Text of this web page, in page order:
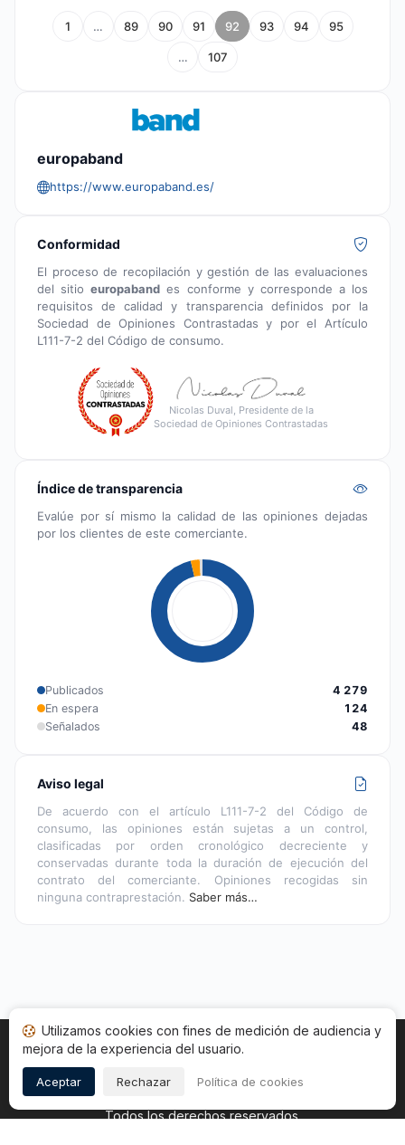
1 … 89 90 91 92 93 94 95
… 107
europaband
https://www.europaband.es/
Conformidad
El proceso de recopilación y gestión de las evaluaciones
del sitioeuropaband es conforme y corresponde a los
requisitos de calidad y transparencia definidos por la
Sociedad de Opiniones Contrastadas y por el Artículo
L111-7-2 del Código de consumo.
Nicolas Duval, Presidente de la
Sociedad de Opiniones Contrastadas
Índice de transparencia
Evalúe por sí mismo la calidad de las opiniones dejadas
por los clientes de este comerciante.
Publicados
4 279
En espera
124
Señalados
48
Aviso legal
De acuerdo con el artículo L111-7-2 del Código de
consumo, las opiniones están sujetas a un control,
clasificadas por orden cronológico decreciente y
conservadas durante toda la duración de ejecución del
contrato del comerciante. Opiniones recogidas sin
ninguna contraprestación. Saber más…
Inicio Estado opiniones Categorías
Copyright © 2026
Todos los derechos reservados.
Utilizamos cookies con fines de medición de audiencia y
mejora de la experiencia del usuario.
Aceptar Rechazar Política de cookies